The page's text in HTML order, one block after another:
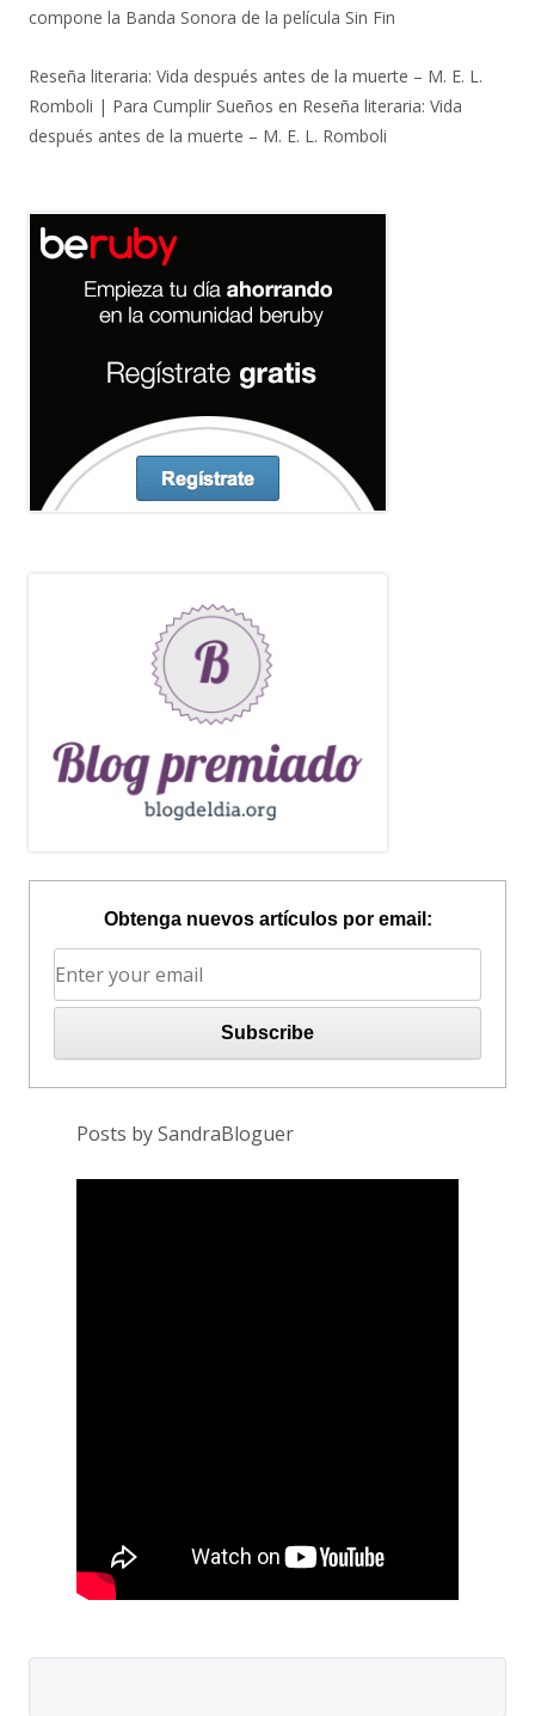
compone la Banda Sonora de la película Sin Fin
Reseña literaria: Vida después antes de la muerte – M. E. L.
Romboli | Para Cumplir Sueños en Reseña literaria: Vida
después antes de la muerte – M. E. L. Romboli
Obtenga nuevos artículos por email:
Posts by SandraBloguer